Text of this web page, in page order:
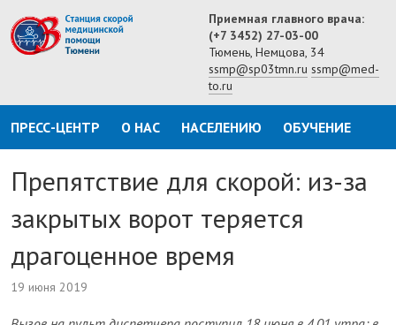
Приемная главного врача:
(+7 3452) 27-03-00
Тюмень, Немцова, 34
ssmp@sp03tmn.ru ssmp@med-
to.ru
ПРЕСС-ЦЕНТР О НАС НАСЕЛЕНИЮ ОБУЧЕНИЕ
Препятствие для скорой: из-за
закрытых ворот теряется
драгоценное время
19 июня 2019